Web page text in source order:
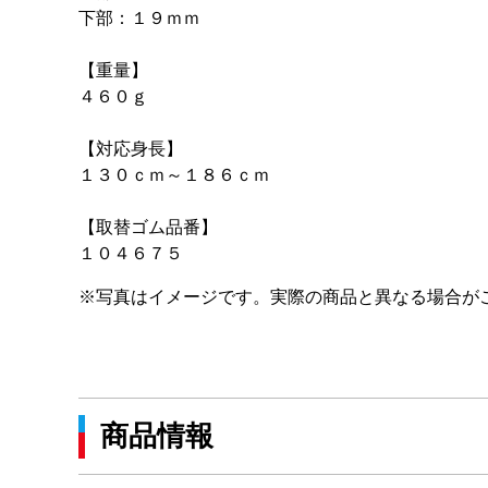
下部：１９ｍｍ
【重量】
４６０ｇ
【対応身長】
１３０ｃｍ～１８６ｃｍ
【取替ゴム品番】
１０４６７５
※写真はイメージです。実際の商品と異なる場合が
商品情報